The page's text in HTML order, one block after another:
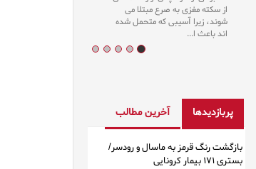
از سکته مغزی به صرع مبتلا می
شوند، زیرا آسیبی که متحمل شده
اند باعث ا...
پربازدیدها آخرین مطالب
بازگشت رنگ قرمز به ماسال و رودسر/
بستری ۱۷۱ بیمار کرونایی